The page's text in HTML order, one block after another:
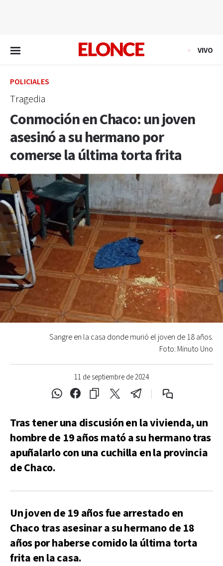
VIVO
POLICIALES
Tragedia
Conmoción en Chaco: un joven
asesinó a su hermano por
comerse la última torta frita
11 de septiembre de 2024
Sangre en la casa donde murió el joven de 18 años.
Foto: Minuto Uno
Tras tener una discusión en la vivienda, un
hombre de 19 años mató a su hermano tras
apuñalarlo con una cuchilla en la provincia
de Chaco.
Un joven de 19 años fue arrestado en
Chaco tras asesinar a su hermano de 18
años por haberse comido la última torta
frita en la casa.